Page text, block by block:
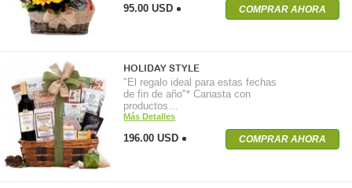
95.00 USD COMPRAR AHORA
HOLIDAY STYLE
"El regalo ideal para estas fechas
de fin de año"* Canasta con
productos…
Más Detalles
196.00 USD COMPRAR AHORA